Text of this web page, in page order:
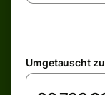
Umgetauscht zu